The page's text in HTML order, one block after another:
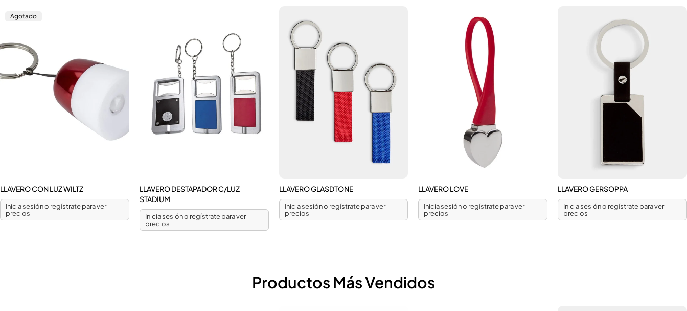
Agotado
LLAVERO CON LUZ WILTZ
Inicia sesión o regístrate para ver
precios
LLAVERO DESTAPADOR C/LUZ
STADIUM
Inicia sesión o regístrate para ver
precios
LLAVERO GLASDTONE
Inicia sesión o regístrate para ver
precios
LLAVERO LOVE
Inicia sesión o regístrate para ver
precios
LLAVERO GERSOPPA
Inicia sesión o regístrate para ver
precios
Productos Más Vendidos